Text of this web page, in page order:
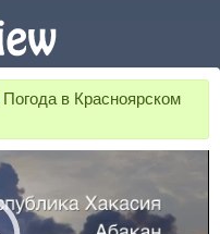
Погода в Красноярском